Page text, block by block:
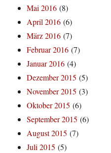
Mai 2016 (8)
April 2016 (6)
März 2016 (7)
Februar 2016 (7)
Januar 2016 (4)
Dezember 2015 (5)
November 2015 (3)
Oktober 2015 (6)
September 2015 (6)
August 2015 (7)
Juli 2015 (5)